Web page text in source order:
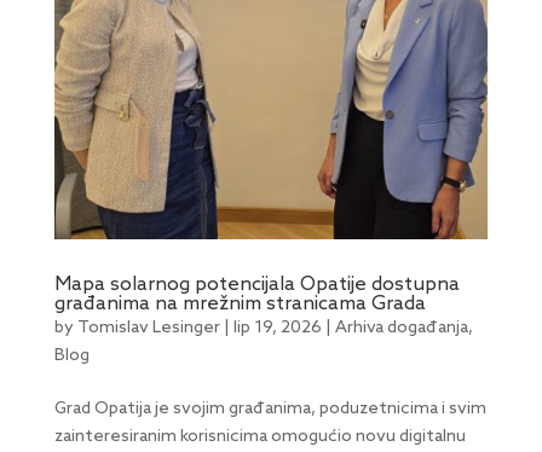
Mapa solarnog potencijala Opatije dostupna
građanima na mrežnim stranicama Grada
by Tomislav Lesinger| lip 19, 2026 Arhiva događanja,
Blog
Grad Opatija je svojim građanima, poduzetnicima i svim
zainteresiranim korisnicima omogućio novu digitalnu